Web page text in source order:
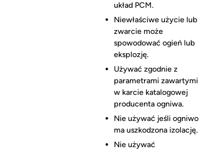
układ PCM.
Niewłaściwe użycie lub
zwarcie może
spowodować ogień lub
eksplozję.
Używać zgodnie z
parametrami zawartymi
w karcie katalogowej
producenta ogniwa.
Nie używać jeśli ogniwo
ma uszkodzona izolację.
Nie używać